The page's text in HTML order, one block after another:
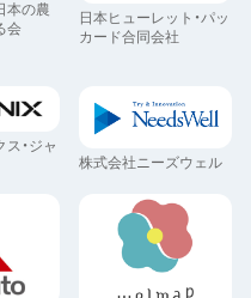
本の農
会
日本ヒューレット・パッ
カード合同会社
・ジャ
株式会社ニーズウェル